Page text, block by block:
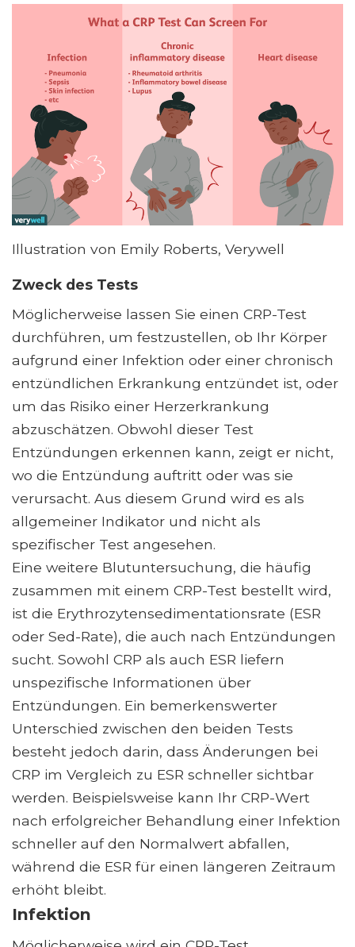
Illustration von Emily Roberts, Verywell
Zweck des Tests
Möglicherweise lassen Sie einen CRP-Test
durchführen, um festzustellen, ob Ihr Körper
aufgrund einer Infektion oder einer chronisch
entzündlichen Erkrankung entzündet ist, oder
um das Risiko einer Herzerkrankung
abzuschätzen. Obwohl dieser Test
Entzündungen erkennen kann, zeigt er nicht,
wo die Entzündung auftritt oder was sie
verursacht. Aus diesem Grund wird es als
allgemeiner Indikator und nicht als
spezifischer Test angesehen.
Eine weitere Blutuntersuchung, die häufig
zusammen mit einem CRP-Test bestellt wird,
ist die Erythrozytensedimentationsrate (ESR
oder Sed-Rate), die auch nach Entzündungen
sucht. Sowohl CRP als auch ESR liefern
unspezifische Informationen über
Entzündungen. Ein bemerkenswerter
Unterschied zwischen den beiden Tests
besteht jedoch darin, dass Änderungen bei
CRP im Vergleich zu ESR schneller sichtbar
werden. Beispielsweise kann Ihr CRP-Wert
nach erfolgreicher Behandlung einer Infektion
schneller auf den Normalwert abfallen,
während die ESR für einen längeren Zeitraum
erhöht bleibt.
Infektion